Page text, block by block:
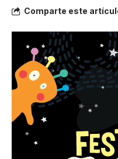
Comparte este